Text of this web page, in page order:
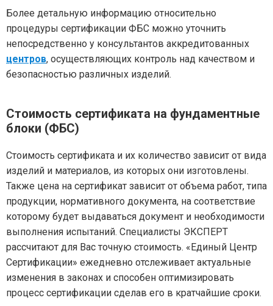
Более детальную информацию относительно
процедуры сертификации ФБС можно уточнить
непосредственно у консультантов аккредитованных
центров, осуществляющих контроль над качеством и
безопасностью различных изделий.
Стоимость сертификата на фундаментные
блоки (ФБС)
Стоимость сертификата и их количество зависит от вида
изделий и материалов, из которых они изготовлены.
Также цена на сертификат зависит от объема работ, типа
продукции, нормативного документа, на соответствие
которому будет выдаваться документ и необходимости
выполнения испытаний. Специалисты ЭКСПЕРТ
рассчитают для Вас точную стоимость. «Единый Центр
Сертификации» ежедневно отслеживает актуальные
изменения в законах и способен оптимизировать
процесс сертификации сделав его в кратчайшие сроки.